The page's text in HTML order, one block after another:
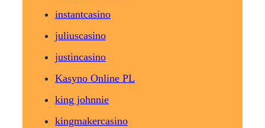
instantcasino
juliuscasino
justincasino
Kasyno Online PL
king johnnie
kingmakercasino